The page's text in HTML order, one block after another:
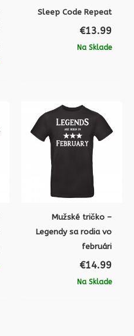
Sleep Code Repeat
€13.99
Na Sklade
Mužské tričko –
Legendy sa rodia vo
februári
€14.99
Na Sklade